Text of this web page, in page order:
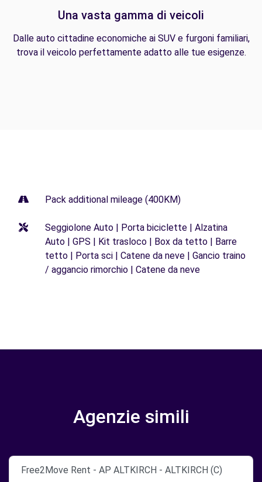
Una vasta gamma di veicoli
Dalle auto cittadine economiche ai SUV e furgoni familiari,
trova il veicolo perfettamente adatto alle tue esigenze.
Pack additional mileage (400KM)
Seggiolone Auto | Porta biciclette | Alzatina
Auto | GPS | Kit trasloco | Box da tetto | Barre
tetto | Porta sci | Catene da neve | Gancio traino
/ aggancio rimorchio | Catene da neve
Agenzie simili
Free2Move Rent - AP ALTKIRCH - ALTKIRCH (C)